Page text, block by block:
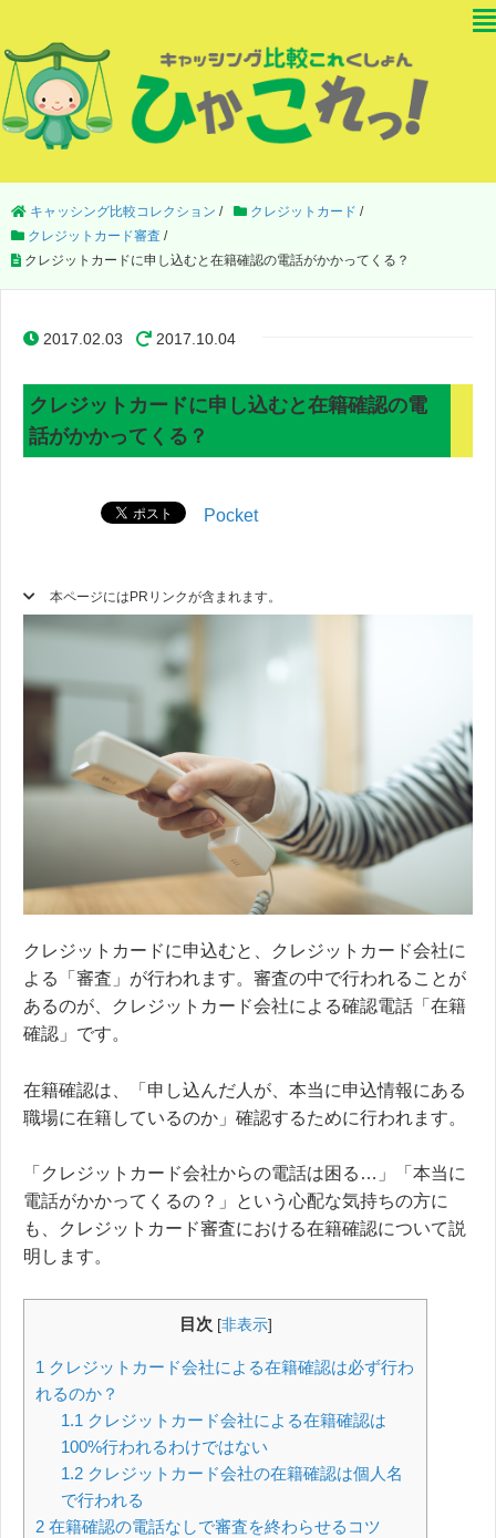
キャッシング比較コレクション / クレジットカード /
クレジットカード審査 /
クレジットカードに申し込むと在籍確認の電話がかかってくる？
2017.02.03 2017.10.04
クレジットカードに申し込むと在籍確認の電
話がかかってくる？
Pocket
本ページにはPRリンクが含まれます。
クレジットカードに申込むと、クレジットカード会社に
よる「審査」が行われます。審査の中で行われることが
あるのが、クレジットカード会社による確認電話「在籍
確認」です。
在籍確認は、「申し込んだ人が、本当に申込情報にある
職場に在籍しているのか」確認するために行われます。
「クレジットカード会社からの電話は困る…」「本当に
電話がかかってくるの？」という心配な気持ちの方に
も、クレジットカード審査における在籍確認について説
明します。
目次 [非表示]
1 クレジットカード会社による在籍確認は必ず行わ
れるのか？
1.1 クレジットカード会社による在籍確認は
100%行われるわけではない
1.2クレジットカード会社の在籍確認は個人名
で行われる
2 在籍確認の電話なしで審査を終わらせるコツ